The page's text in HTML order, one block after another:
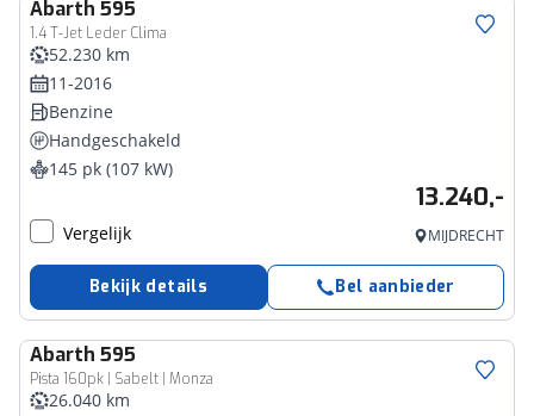
Abarth 595
1.4 T-Jet Leder Clima
52.230 km
11-2016
Benzine
Handgeschakeld
145 pk (107 kW)
13.240,-
Vergelijk MIJDRECHT
Bekijk details Bel aanbieder
Abarth 595
Pista 160pk | Sabelt | Monza
26.040 km